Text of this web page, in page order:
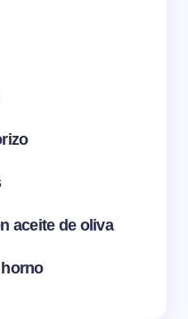
aceite de oliva